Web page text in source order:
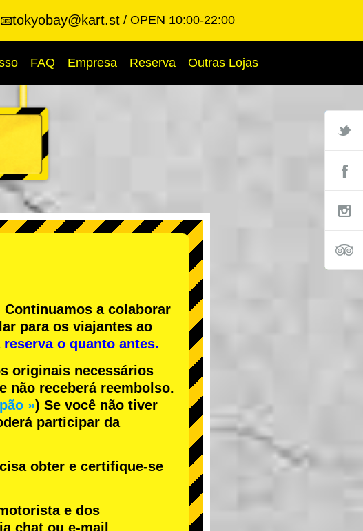
📧tokyobay@kart.st OPEN 10:00-22:00
FAQ Empresa Reserva Outras Lojas
Continuamos a colaborar
para os viajantes ao
reserva o quanto antes.
originais necessários
não receberá reembolso.
») Se você não tiver
participar da
obter e certifique-se
e dos
chat ou e-mail